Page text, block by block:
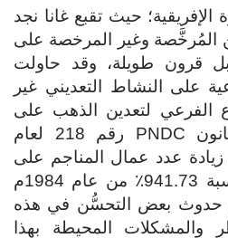
حيث تقبع غانا نجد
المُرخَّصة وغير المرخصة على
قرون طويلة، وقد حاولت
على النشاط التعديني غير
الفرعي لتعدين الذهب على
نطاق صغير بإصدار قانون PNDC رقم 218 لعام
زيادة عدد عمال المناجم على
نطاق صغير بسرعة بنسبة 941.73٪ من عام 1984م
ورغم حدوث بعض التحسُّن في هذه
والمشكلات المحيطة بهذا